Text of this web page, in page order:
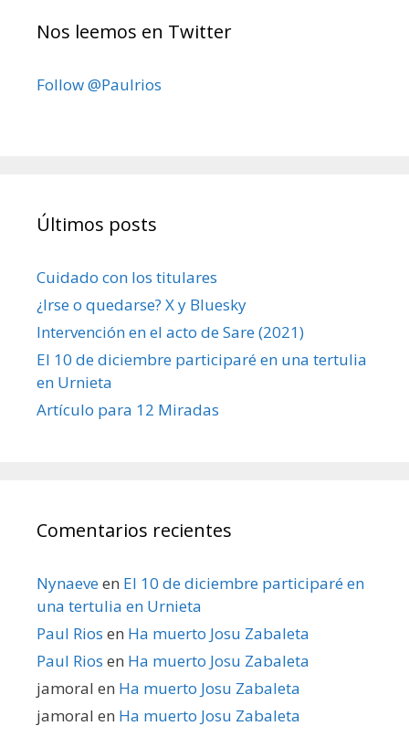
Nos leemos en Twitter
Follow @Paulrios
Últimos posts
Cuidado con los titulares
¿Irse o quedarse? X y Bluesky
Intervención en el acto de Sare (2021)
El 10 de diciembre participaré en una tertulia
en Urnieta
Artículo para 12 Miradas
Comentarios recientes
Nynaeveen El 10 de diciembre participaré en
una tertulia en Urnieta
Paul Rios en Ha muerto Josu Zabaleta
Paul Rios en Ha muerto Josu Zabaleta
jamoral en Ha muerto Josu Zabaleta
jamoral en Ha muerto Josu Zabaleta